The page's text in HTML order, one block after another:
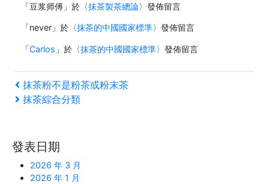
「豆浆师傅 」於〈抹茶製茶總論〉發佈留言
「never 」於〈抹茶的中國國家標準〉發佈留言
「Carlos 」於〈抹茶的中國國家標準〉發佈留言
文
章
覽
上
一
章
抹茶粉不是粉茶或粉末茶
下
文
章
抹茶綜合分類
發表日期
2026 年 3 月
2026 年 1 月